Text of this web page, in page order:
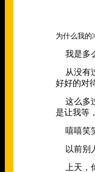
为什么我的
我是多
从没有
好好的对
这么多
是让我等
嘻嘻笑
以前别
上天，